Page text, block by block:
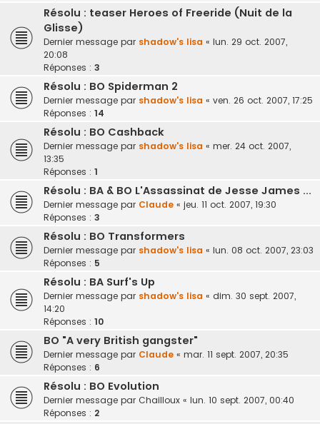
Résolu : teaser Heroes of Freeride (Nuit de la
Glisse)
Dernier message par shadow's lisa « lun. 29 oct. 2007,
20:08
Réponses : 3
Résolu : BO Spiderman 2
Dernier message par shadow's lisa « ven. 26 oct. 2007, 17:25
Réponses : 14
Résolu : BO Cashback
Dernier message par shadow's lisa « mer. 24 oct. 2007,
13:35
Réponses : 1
Résolu : BA & BO L'Assassinat de Jesse James ...
Dernier message par Claude « jeu. 11 oct. 2007, 19:30
Réponses : 3
Résolu : BO Transformers
Dernier message par shadow's lisa « lun. 08 oct. 2007, 23:03
Réponses : 5
Résolu : BA Surf's Up
Dernier message par shadow's lisa « dim. 30 sept. 2007,
14:20
Réponses : 10
BO "A very British gangster"
Dernier message par Claude « mar. 11 sept. 2007, 20:35
Réponses : 6
Résolu : BO Evolution
Dernier message par Chailloux « lun. 10 sept. 2007, 00:40
Réponses : 2